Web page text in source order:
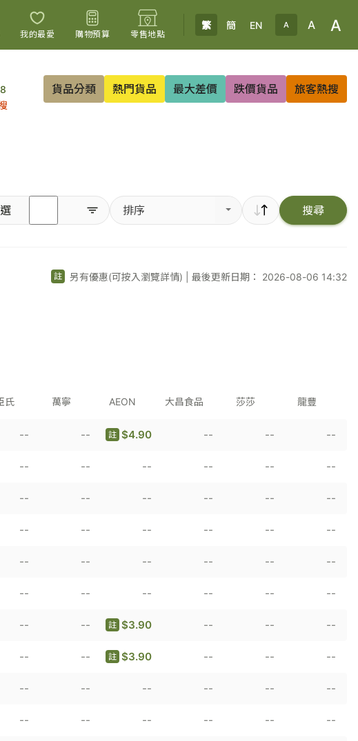
我的最愛 購物預算 零售地點
繁 簡 EN A A A
貨品分類 熱門貨品 最大差價 跌價貨品 旅客熱搜
排序 搜尋
註 另有優惠(可按入瀏覽詳情) 最後更新日期： 2026-08-06 14:32
氏 萬寧 AEON 大昌食品 莎莎 龍豐
-- -- $4.90
註 -- -- --
-- -- -- -- -- --
-- -- -- -- -- --
-- -- -- -- -- --
-- -- -- -- -- --
-- -- -- -- -- --
-- -- $3.90
註 -- -- --
-- -- $3.90
註 -- -- --
-- -- -- -- -- --
-- -- -- -- -- --